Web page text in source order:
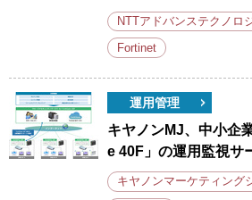
NTTアドバンステクノロ
Fortinet
運用管理
キヤノンMJ、中小企
e 40F」の運用監視サ
キヤノンマーケティング